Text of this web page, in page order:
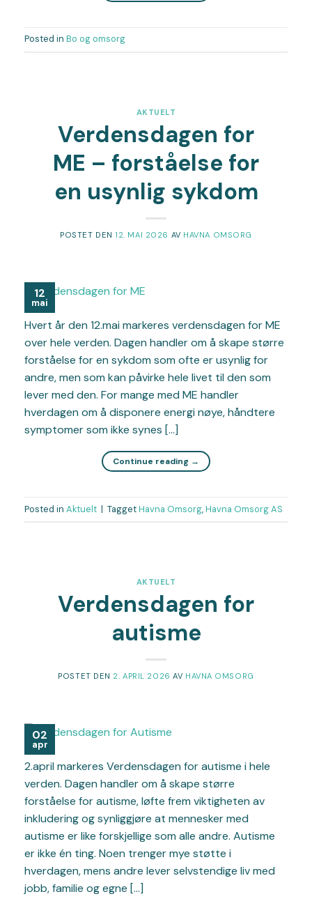
Posted in Bo og omsorg
AKTUELT
Verdensdagen for
ME – forståelse for
en usynlig sykdom
POSTET DEN12. MAI 2026 AV HAVNA OMSORG
12
mai
Hvert år den 12.mai markeres verdensdagen for ME
over hele verden. Dagen handler om å skape større
forståelse for en sykdom som ofte er usynlig for
andre, men som kan påvirke hele livet til den som
lever med den. For mange med ME handler
hverdagen om å disponere energi nøye, håndtere
symptomer som ikke synes […]
Continue reading →
Posted in Aktuelt | TaggetHavna Omsorg,Havna Omsorg AS
AKTUELT
Verdensdagen for
autisme
POSTET DEN 2. APRIL 2026 AV HAVNA OMSORG
02
apr
2.april markeres Verdensdagen for autisme i hele
verden. Dagen handler om å skape større
forståelse for autisme, løfte frem viktigheten av
inkludering og synliggjøre at mennesker med
autisme er like forskjellige som alle andre. Autisme
er ikke én ting. Noen trenger mye støtte i
hverdagen, mens andre lever selvstendige liv med
jobb, familie og egne […]